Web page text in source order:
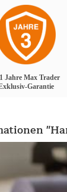
Jahre Max Trader
Garantie